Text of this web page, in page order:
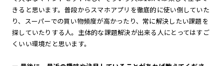
きると思います。普段からスマホアプリを徹底的に使い倒していた
り、スーパーでの買い物頻度が高かったり、常に解決したい課題を
探していたりする人。主体的な課題解決が出来る人にとってはすご
くいい環境だと思います。